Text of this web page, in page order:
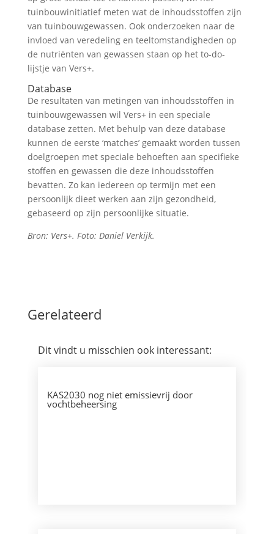
tuinbouwinitiatief meten wat de inhoudsstoffen zijn
van tuinbouwgewassen. Ook onderzoeken naar de
invloed van veredeling en teeltomstandigheden op
de nutriënten van gewassen staan op het to-do-
lijstje van Vers+.
Database
De resultaten van metingen van inhoudsstoffen in
tuinbouwgewassen wil Vers+ in een speciale
database zetten. Met behulp van deze database
kunnen de eerste ‘matches’ gemaakt worden tussen
doelgroepen met speciale behoeften aan specifieke
stoffen en gewassen die deze inhoudsstoffen
bevatten. Zo kan iedereen op termijn met een
persoonlijk dieet werken aan zijn gezondheid,
gebaseerd op zijn persoonlijke situatie.
Bron: Vers+. Foto: Daniel Verkijk.
Gerelateerd
Dit vindt u misschien ook interessant:
KAS2030 nog niet emissievrij door
vochtbeheersing